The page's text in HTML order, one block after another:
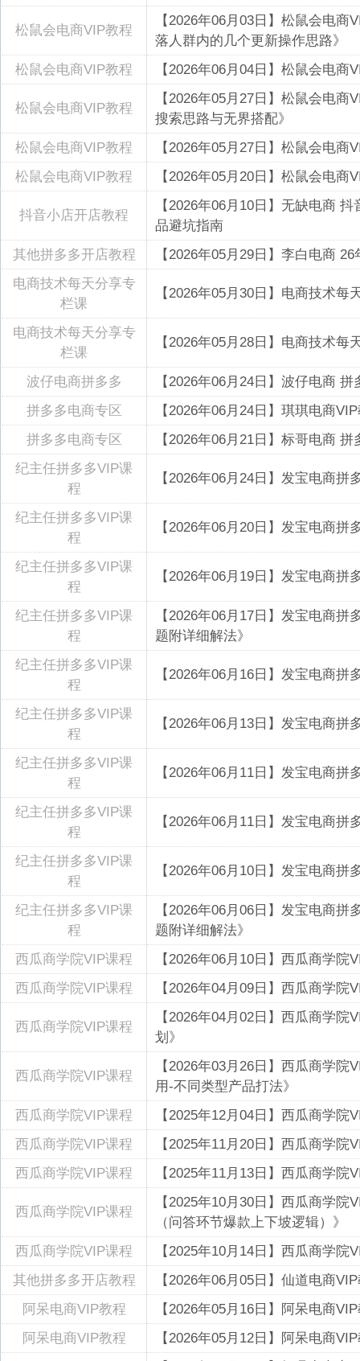
松鼠会电商VIP教程
【2026年06月03日】松鼠会电
落人群内的几个更新操作思路》
松鼠会电商VIP教程
【2026年06月04日】松鼠会电
松鼠会电商VIP教程
【2026年05月27日】松鼠会电
搜索思路与无界搭配》
松鼠会电商VIP教程
【2026年05月27日】松鼠会电
松鼠会电商VIP教程
【2026年05月20日】松鼠会电
抖音小店开店教程
【2026年06月10日】无缺电商
品避坑指南
其他拼多多开店教程
【2026年05月29日】李白电商
电商技术每天分享专
栏课
【2026年05月30日】电商技术
电商技术每天分享专
栏课
【2026年05月28日】电商技术
波仔电商拼多多
【2026年06月24日】波仔电商
拼多多电商专区
【2026年06月24日】琪琪电商
拼多多电商专区
【2026年06月21日】标哥电商
纪主任拼多多VIP课
程
【2026年06月24日】发宝电商
纪主任拼多多VIP课
程
【2026年06月20日】发宝电商
纪主任拼多多VIP课
程
【2026年06月19日】发宝电商
纪主任拼多多VIP课
程
【2026年06月17日】发宝电商
题附详细解法》
纪主任拼多多VIP课
程
【2026年06月16日】发宝电商
纪主任拼多多VIP课
程
【2026年06月13日】发宝电商
纪主任拼多多VIP课
程
【2026年06月11日】发宝电商
纪主任拼多多VIP课
程
【2026年06月11日】发宝电商
纪主任拼多多VIP课
程
【2026年06月10日】发宝电商
纪主任拼多多VIP课
程
【2026年06月06日】发宝电商
题附详细解法》
西瓜商学院VIP课程
【2026年06月10日】西瓜商学
西瓜商学院VIP课程
【2026年04月09日】西瓜商学
西瓜商学院VIP课程
【2026年04月02日】西瓜商学
划》
西瓜商学院VIP课程
【2026年03月26日】西瓜商学
用-不同类型产品打法》
西瓜商学院VIP课程
【2025年12月04日】西瓜商学
西瓜商学院VIP课程
【2025年11月20日】西瓜商学
西瓜商学院VIP课程
【2025年11月13日】西瓜商学
西瓜商学院VIP课程
【2025年10月30日】西瓜商学
（问答环节爆款上下坡逻辑）》
西瓜商学院VIP课程
【2025年10月14日】西瓜商学
其他拼多多开店教程
【2026年06月05日】仙道电商
阿呆电商VIP教程
【2026年05月16日】阿呆电商
阿呆电商VIP教程
【2026年05月12日】阿呆电商